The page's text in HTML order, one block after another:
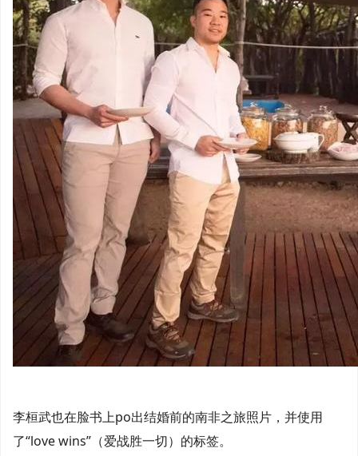
李桓武也在脸书上po出结婚前的南非之旅照片，并使用
了“love wins”（爱战胜一切）的标签。